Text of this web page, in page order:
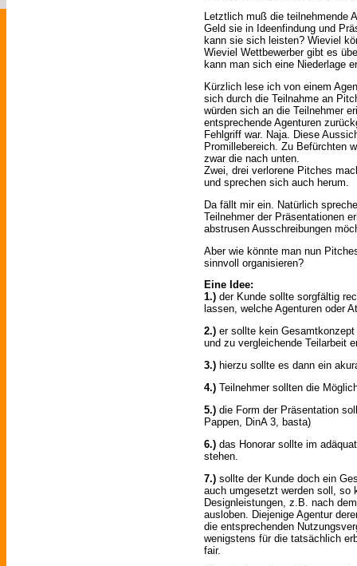
Letztlich muß die teilnehmende
Geld sie in Ideenfindung und
kann sie sich leisten? Wieviel
Wieviel Wettbewerber gibt es
kann man sich eine Niederlage
Kürzlich lese ich von einem
sich durch die Teilnahme an
würden sich an die Teilnehmer
entsprechende Agenturen
Fehlgriff war. Naja. Diese
Promillebereich. Zu Befürchten
zwar die nach unten.
Zwei, drei verlorene Pitches
und sprechen sich auch herum.
Da fällt mir ein. Natürlich
Teilnehmer der Präsentationen
abstrusen Ausschreibungen
Aber wie könnte man nun
sinnvoll organisieren?
Eine Idee:
1.) der Kunde sollte sorgfältig
lassen, welche Agenturen oder
2.) er sollte kein
und zu vergleichende Teilarbeit
3.) hierzu sollte es dann ein
4.) Teilnehmer sollten die
5.) die Form der Präsentation
Pappen, DinA 3, basta)
6.) das Honorar sollte im
stehen.
7.) sollte der Kunde doch ein
auch umgesetzt werden soll, so
Designleistungen, z.B. nach
ausloben. Diejenige Agentur
die entsprechenden
wenigstens für die tatsächlich
fair.